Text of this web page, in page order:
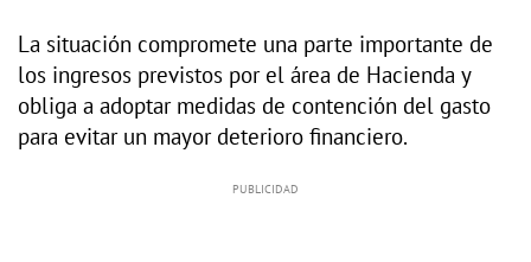
La situación compromete una parte importante de
los ingresos previstos por el área de Hacienda y
obliga a adoptar medidas de contención del gasto
para evitar un mayor deterioro financiero.